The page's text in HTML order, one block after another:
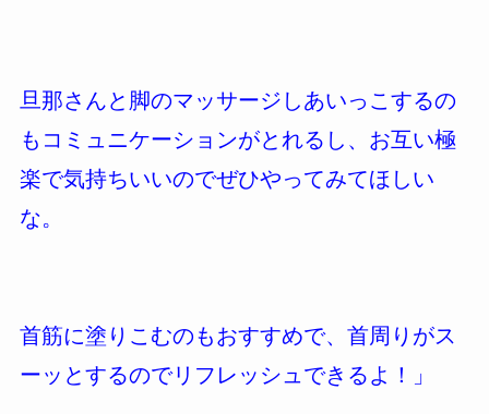
旦那さんと脚のマッサージしあいっこするの
もコミュニケーションがとれるし、お互い極
楽で気持ちいいのでぜひやってみてほしい
な。
首筋に塗りこむのもおすすめで、首周りがス
ーッとするのでリフレッシュできるよ！
」